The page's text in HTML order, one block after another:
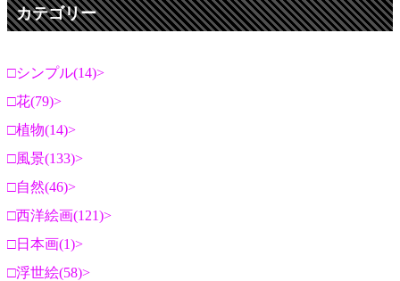
カテゴリー
シンプル(14)
花(79)
植物(14)
風景(133)
自然(46)
西洋絵画(121)
日本画(1)
浮世絵(58)